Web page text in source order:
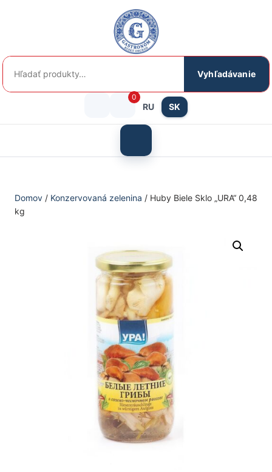
Hľadať:
Vyhľadávanie
Prihlásenie
košík
0
RU SK
menu
Domov / Konzervovaná zelenina / Huby Biele Sklo „URA“ 0,48
kg